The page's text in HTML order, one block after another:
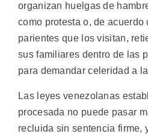
organizan huelgas de
como protesta o, de acuerdo
parientes que los visitan,
sus familiares dentro de las
para demandar celeridad a
Las leyes venezolanas
procesada no puede pasar
recluida sin sentencia firme,